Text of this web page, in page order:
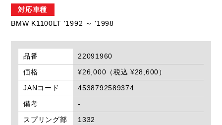
対応車種
BMW K1100LT '1992 ～ '1998
品番
22091960
価格
¥26,000（税込 ¥28,600）
JANコード
4538792589374
備考
-
スプリング部
1332